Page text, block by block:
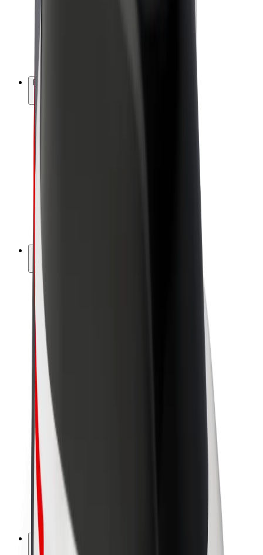
Bolt ilə pul qazanın
Brend təlimatları
Missiya
İnvestorlarla əlaqələr
Rəhbərlik
Brend
Media
Urban Fondu
Təhlükəsizlik